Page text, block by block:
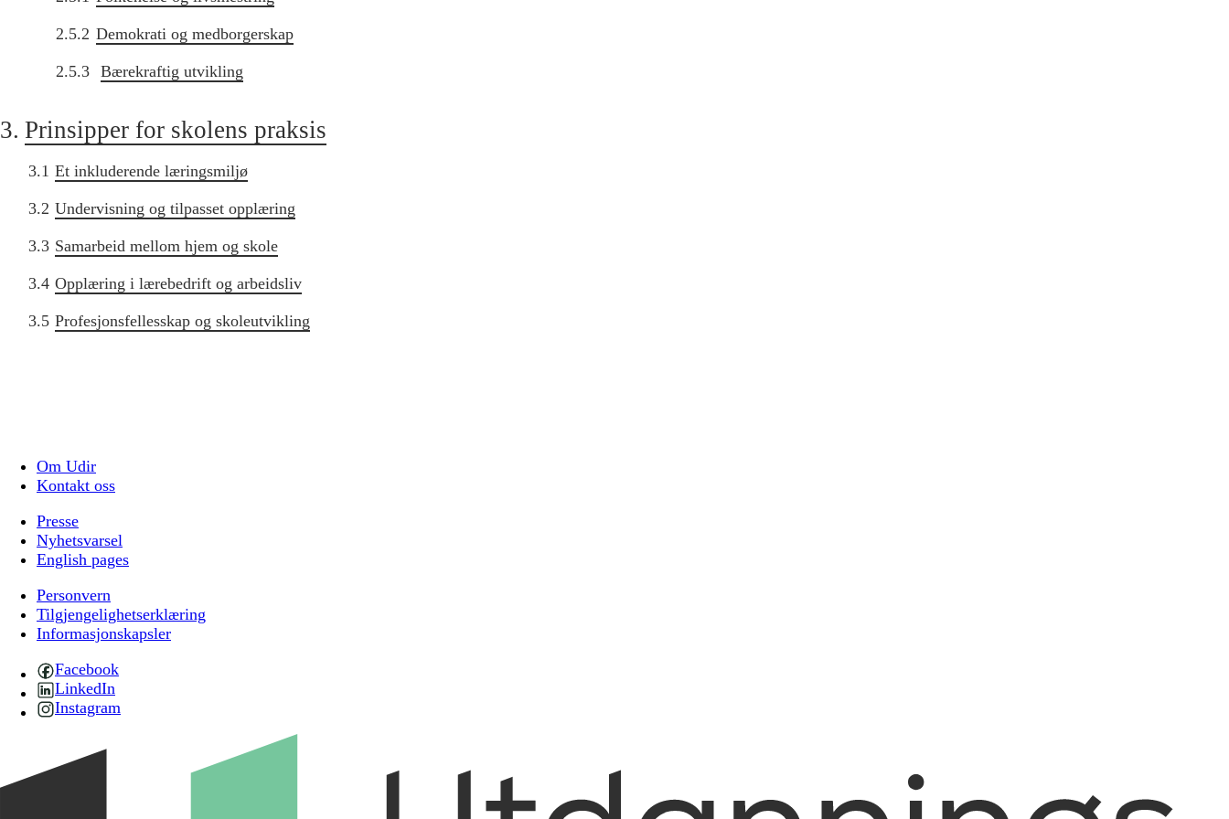
2.5.2 Demokrati og medborgerskap
2.5.3 Bærekraftig utvikling
3. Prinsipper for skolens praksis
3.1 Et inkluderende læringsmiljø
3.2 Undervisning og tilpasset opplæring
3.3 Samarbeid mellom hjem og skole
3.4 Opplæring i lærebedrift og arbeidsliv
3.5 Profesjonsfellesskap og skoleutvikling
Om Udir
Kontakt oss
Presse
Nyhetsvarsel
English pages
Personvern
Tilgjengelighetserklæring
Informasjonskapsler
Facebook
LinkedIn
Instagram